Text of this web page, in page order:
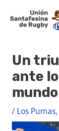
contenido
Un
ante
mundo
/ Los Pumas,
navigation